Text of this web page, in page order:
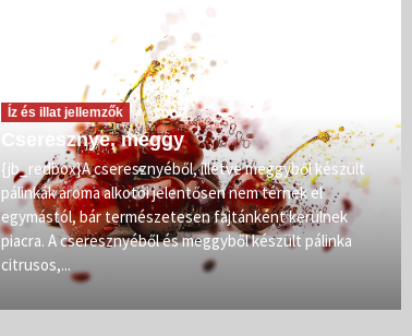
Íz és illat jellemzők
Cseresznye, meggy
{jb_redbox}A cseresznyéből, illetve meggyből készült
pálinkák aroma alkotói jelentősen nem térnek el
egymástól, bár természetesen fajtánként kerülnek
piacra. A cseresznyéből és meggyből készült pálinka
citrusos,...